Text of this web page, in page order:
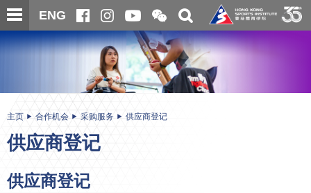
跳
至
主
内
ENG
开
合
微
信
二
维
码
关
搜
寻
主
内
主页 合作机会 采购服务 供应商登记
供应商登记
供应商登记